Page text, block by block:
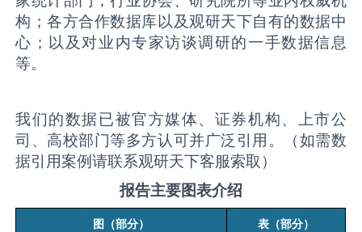
构；各方合作数据库以及观研天下自有的数据中
心；以及对业内专家访谈调研的一手数据信息
等。
我们的数据已被官方媒体、证券机构、上市公
司、高校部门等多方认可并广泛引用。（如需数
据引用案例请联系观研天下客服索取）
报告主要图表介绍
图（部分）
表（部分）